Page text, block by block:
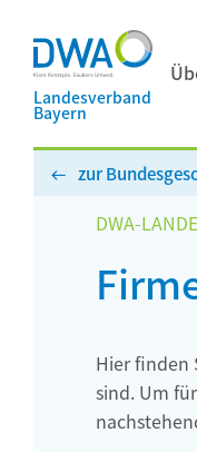
Landesverband
Bayern
zur
DWA-
Hier finden
sind. Um